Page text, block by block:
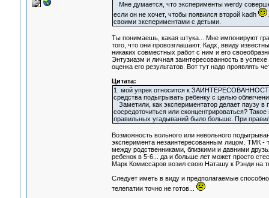
Мне думается, что эксперименты werdy
если он не хочет, чтобы появился второй kadh
своими экспериментами с детьми.
Ты понимаешь, какая штука... Мне импонируют
того, что они провозглашают. Кадх, ввиду
никаких совместных работ с ним и его
Энтузиазм и личная заинтересованность в
оценка его результатов. Вот тут надо проявлять
Цитата:
1. мой упрек относится к
средства подыгрывать ребенку с целью
Заметили, как экспериментатор делает паузу
сосредоточиться или сконцентрироваться?
правильных угадываний было больше. При
Возможность вольного или невольного
эксперимента незаинтересованным лицом. ТМК -
между родственниками, близкими и давними
ребенок в 5-6... да и больше лет может просто
Марк Комиссаров возил свою Наташу к Рэнди на
Следует иметь в виду и предполагаемые
телепатии точно не готов...